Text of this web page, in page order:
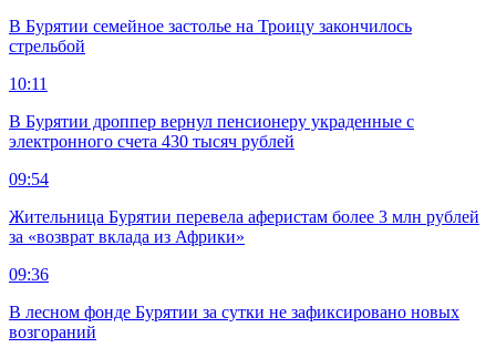
В Бурятии семейное застолье на Троицу закончилось
стрельбой
10:11
В Бурятии дроппер вернул пенсионеру украденные с
электронного счета 430 тысяч рублей
09:54
Жительница Бурятии перевела аферистам более 3 млн рублей
за «возврат вклада из Африки»
09:36
В лесном фонде Бурятии за сутки не зафиксировано новых
возгораний